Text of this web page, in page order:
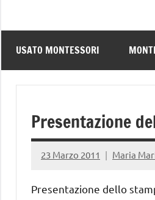
USATO MONTESSORI
Presentazione
23 Marzo 2011 Maria
Presentazione dello